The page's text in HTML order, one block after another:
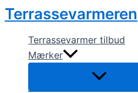
Gå
til
indholdet
Terrassevarmeren
Terrassevarmer tilbud
Mærker
oprindelige
pris
var:
aktuelle
pris